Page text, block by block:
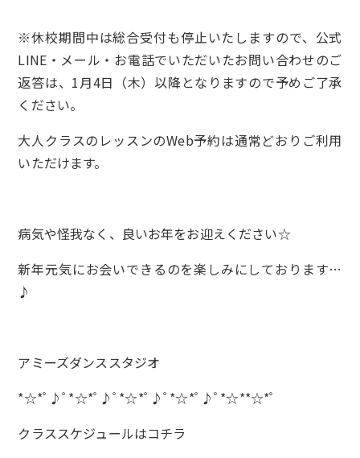
※休校期間中は総合受付も停止いたしますので、公式
LINE・メール・お電話でいただいたお問い合わせのご
返答は、1月4日（木）以降となりますので予めご了承
ください。
大人クラスのレッスンのWeb予約は通常どおりご利用
いただけます。
病気や怪我なく、良いお年をお迎えください☆
新年元気にお会いできるのを楽しみにしております…
♪
アミーズダンススタジオ
*☆*ﾟ♪ﾟ*☆*ﾟ♪ﾟ*☆*ﾟ♪ﾟ*☆*ﾟ♪ﾟ*☆**☆*ﾟ
クラススケジュールはコチラ